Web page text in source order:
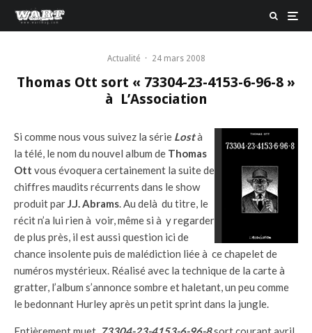
Actualité · 24 mars 2008
Thomas Ott sort « 73304-23-4153-6-96-8 »
à L’Association
Si comme nous vous suivez la série Lostà
la télé, le nom du nouvel album de Thomas
Ott vous évoquera certainement la suite de
chiffres maudits récurrents dans le show
produit parJ.J. Abrams. Au delà du titre, le
récit n’a lui rien à voir, même si à y regarder
de plus près, il est aussi question ici de
chance insolente puis de malédiction liée à ce chapelet de
numéros mystérieux. Réalisé avec la technique de la carte à
gratter, l’album s’annonce sombre et haletant, un peu comme
le bedonnant Hurley après un petit sprint dans la jungle.